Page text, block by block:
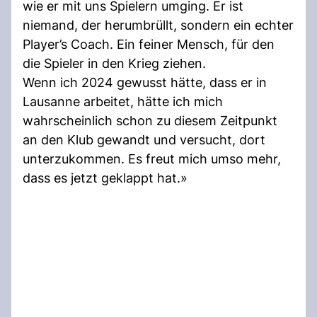
wie er mit uns Spielern umging. Er ist
niemand, der herumbrüllt, sondern ein echter
Player’s Coach. Ein feiner Mensch, für den
die Spieler in den Krieg ziehen.
Wenn ich 2024 gewusst hätte, dass er in
Lausanne arbeitet, hätte ich mich
wahrscheinlich schon zu diesem Zeitpunkt
an den Klub gewandt und versucht, dort
unterzukommen. Es freut mich umso mehr,
dass es jetzt geklappt hat.»